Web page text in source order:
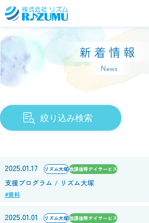
新着情報
News
絞り込み検索
2025.01.17 リズム大塚放課後等デイサービス
支援プログラム / リズム大塚
#資料
2025.01.01 リズム大塚放課後等デイサービス